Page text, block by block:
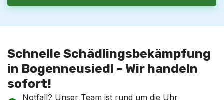
Schnelle Schädlingsbekämpfung
in Bogenneusiedl – Wir handeln
sofort!
Notfall? Unser Team ist rund um die Uhr